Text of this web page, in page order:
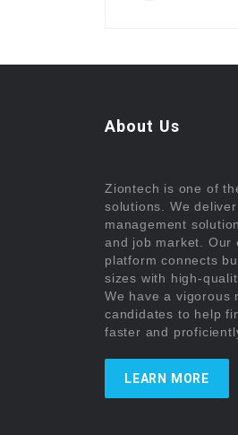
About Us
Ziontech is one of
solutions. We
management
and job market. Our
platform connects
sizes with high-
We have a vigorous
candidates to help
faster and
LEARN MORE